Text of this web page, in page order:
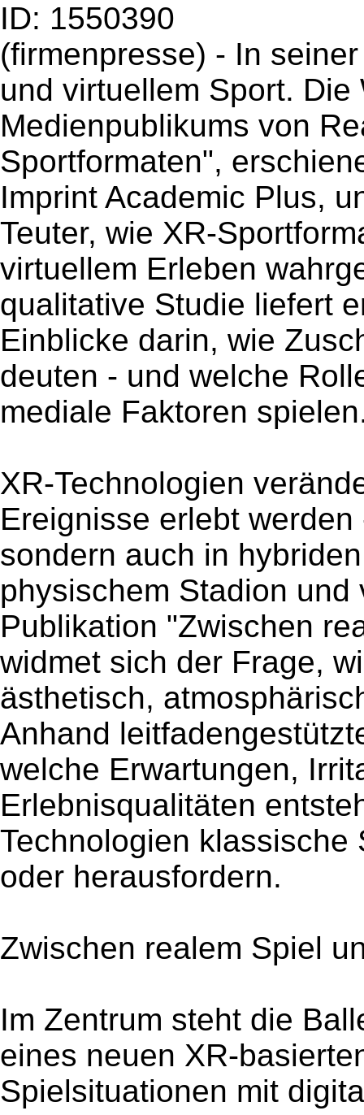
ID: 1550390
(firmenpresse) - In
und virtuellem Sport.
Medienpublikums von
Sportformaten",
Imprint Academic Plus,
Teuter, wie XR-
virtuellem Erleben
qualitative Studie liefert
Einblicke darin, wie
deuten - und welche
mediale Faktoren
XR-Technologien
Ereignisse erlebt
sondern auch in
physischem Stadion
Publikation "Zwischen
widmet sich der Frage,
ästhetisch,
Anhand
welche Erwartungen,
Erlebnisqualitäten
Technologien klassische
oder herausfordern.
Zwischen realem Spiel
Im Zentrum steht die
eines neuen XR-
Spielsituationen mit